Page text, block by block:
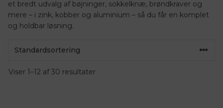
et bredt udvalg af bøjninger, sokkelknæ, brøndkraver og
mere – i zink, kobber og aluminium – så du får en komplet
og holdbar løsning.
Viser 1–12 af 30 resultater